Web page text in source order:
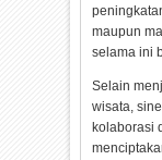
maupun
selama ini
Selain
wisata,
kolaborasi